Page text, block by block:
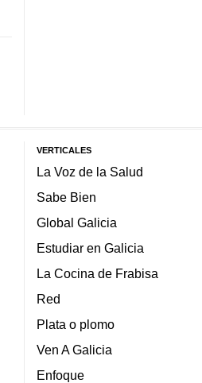
VERTICALES
La Voz de la Salud
Sabe Bien
Global Galicia
Estudiar en Galicia
La Cocina de Frabisa
Red
Plata o plomo
Ven A Galicia
Enfoque